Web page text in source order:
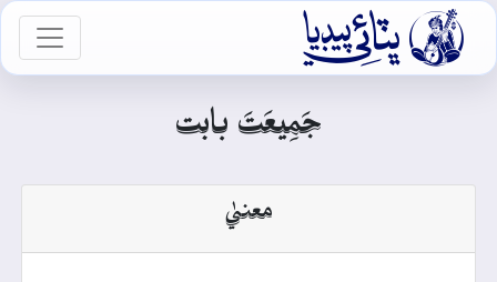

جَمِيعَتَ بابت
معنيٰ